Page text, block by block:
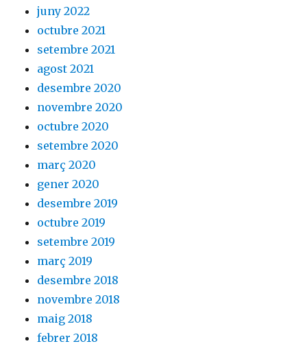
juny 2022
octubre 2021
setembre 2021
agost 2021
desembre 2020
novembre 2020
octubre 2020
setembre 2020
març 2020
gener 2020
desembre 2019
octubre 2019
setembre 2019
març 2019
desembre 2018
novembre 2018
maig 2018
febrer 2018